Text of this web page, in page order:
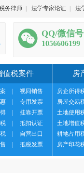
务律师 法学专家论证 法
QQ/微信号
1056606199
值税案件
视同销售
专用发票
挂靠开票
抵扣认证
自营出口
抵税发票
房
房企所得
房屋交易
土地使用
土地增值
耕地占用
房产印花